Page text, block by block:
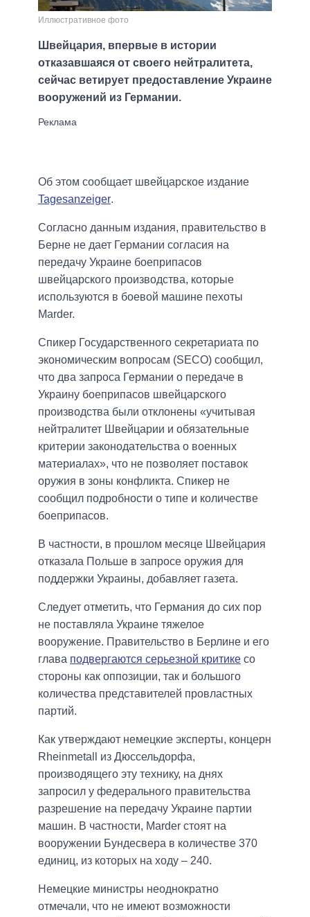
Иллюстративное фото
Швейцария, впервые в истории
отказавшаяся от своего нейтралитета,
сейчас ветирует предоставление Украине
вооружений из Германии.
Об этом сообщает швейцарское издание
Tagesanzeiger.
Согласно данным издания, правительство в
Берне не дает Германии согласия на
передачу Украине боеприпасов
швейцарского производства, которые
используются в боевой машине пехоты
Marder.
Спикер Государственного секретариата по
экономическим вопросам (SECO) сообщил,
что два запроса Германии о передаче в
Украину боеприпасов швейцарского
производства были отклонены «учитывая
нейтралитет Швейцарии и обязательные
критерии законодательства о военных
материалах», что не позволяет поставок
оружия в зоны конфликта. Спикер не
сообщил подробности о типе и количестве
боеприпасов.
В частности, в прошлом месяце Швейцария
отказала Польше в запросе оружия для
поддержки Украины, добавляет газета.
Следует отметить, что Германия до сих пор
не поставляла Украине тяжелое
вооружение. Правительство в Берлине и его
глава подвергаются серьезной критике со
стороны как оппозиции, так и большого
количества представителей провластных
партий.
Как утверждают немецкие эксперты, концерн
Rheinmetall из Дюссельдорфа,
производящего эту технику, на днях
запросил у федерального правительства
разрешение на передачу Украине партии
машин. В частности, Marder стоят на
вооружении Бундесвера в количестве 370
единиц, из которых на ходу – 240.
Немецкие министры неоднократно
отмечали, что не имеют возможности